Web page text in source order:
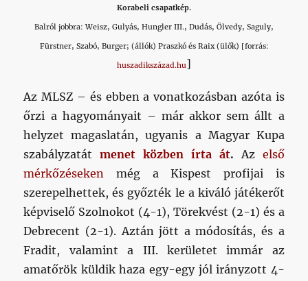
Korabeli csapatkép.
Balról jobbra: Weisz, Gulyás, Hungler III., Dudás, Ölvedy, Saguly,
Fürstner, Szabó, Burger; (állók) Praszkó és Raix (ülők) [forrás:
huszadikszázad.hu]
Az MLSZ – és ebben a vonatkozásban azóta is
őrzi a hagyományait – már akkor sem állt a
helyzet magaslatán, ugyanis a Magyar Kupa
szabályzatátmenet közben írta át. Az első
mérkőzéseken még a Kispest profijai is
szerepelhettek, és győzték le a kiváló játékerőt
képviselő Szolnokot (4-1), Törekvést (2-1) és a
Debrecent (2-1). Aztán jött a módosítás, és a
Fradit, valamint a III. kerületet immár az
amatőrök küldik haza egy-egy jól irányzott 4-